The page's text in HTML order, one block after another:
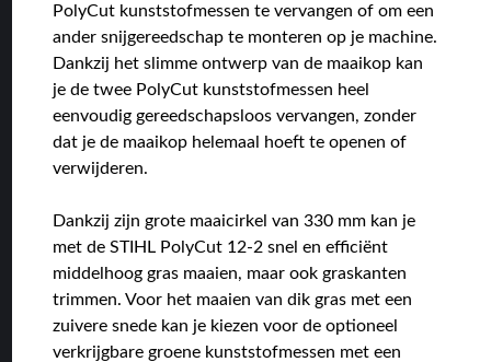
PolyCut kunststofmessen te vervangen of om een
ander snijgereedschap te monteren op je machine.
Dankzij het slimme ontwerp van de maaikop kan
je de twee PolyCut kunststofmessen heel
eenvoudig gereedschapsloos vervangen, zonder
dat je de maaikop helemaal hoeft te openen of
verwijderen.
Dankzij zijn grote maaicirkel van 330 mm kan je
met de STIHL PolyCut 12-2 snel en efficiënt
middelhoog gras maaien, maar ook graskanten
trimmen. Voor het maaien van dik gras met een
zuivere snede kan je kiezen voor de optioneel
verkrijgbare groene kunststofmessen met een